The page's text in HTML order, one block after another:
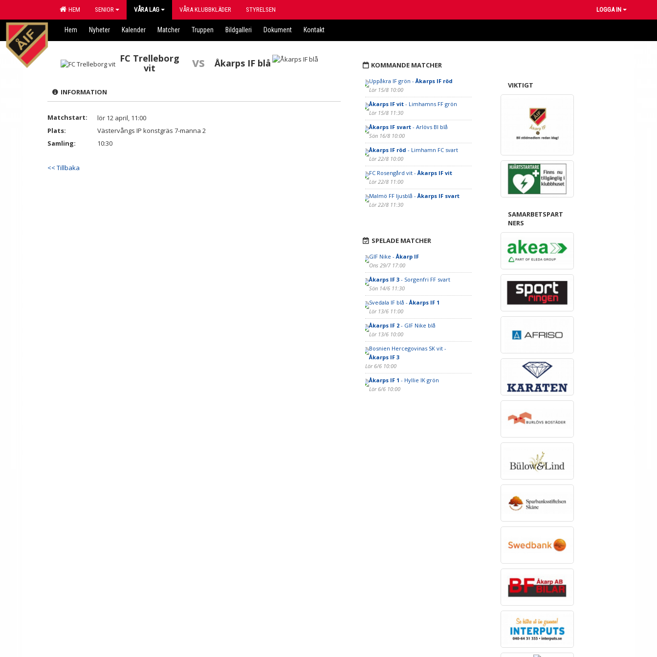
HEM SENIOR VÅRA LAG VÅRA KLUBBKLÄDER STYRELSEN LOGGA IN
Hem Nyheter Kalender Matcher Truppen Bildgalleri Dokument Kontakt
FC Trelleborg
vit
vs Åkarps IF blå
INFORMATION
Matchstart:
lör 12 april, 11:00
Plats:
Västervångs IP konstgräs 7-manna 2
Samling:
10:30
<< Tillbaka
KOMMANDE MATCHER
Uppåkra IF grön -Åkarps IF röd
Lör 15/8 10:00
Åkarps IF vit- Limhamns FF grön
Lör 15/8 11:30
Åkarps IF svart- Arlövs BI blå
Sön 16/8 10:00
Åkarps IF röd - Limhamn FC svart
Lör 22/8 10:00
FC Rosengård vit -Åkarps IF vit
Lör 22/8 11:00
Malmö FF ljusblå -Åkarps IF svart
Lör 22/8 11:30
SPELADE MATCHER
GIF Nike -Åkarp IF
Ons 29/7 17:00
Åkarps IF 3- Sorgenfri FF svart
Sön 14/6 11:30
Svedala IF blå -Åkarps IF 1
Lör 13/6 11:00
Åkarps IF 2- GIF Nike blå
Lör 13/6 10:00
Bosnien Hercegovinas SK vit -
Åkarps IF 3
Lör 6/6 10:00
Åkarps IF 1 - Hyllie IK grön
Lör 6/6 10:00
VIKTIGT
SAMARBETSPART
NERS